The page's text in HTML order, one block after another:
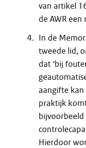
van artikel
de AWR
In de
tweede lid,
dat ‘bij
aangifte kan
praktijk
Hierdoor